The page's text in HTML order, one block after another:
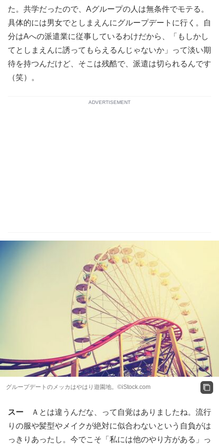
た。共学だったので、Aグループの人は無条件でモテる。
具体的には男女でとしまえんにグループデートに行く。自
分はAへの派遣業に従事しているわけだから、「もしかし
てとしまえんに誘ってもらえるんじゃないか」って淡い期
待を持つんだけど、そこは残酷で、派遣は切られるんです
（笑）。
ADVERTISEMENT
グループデートのメッカはやはり遊園地。©iStock.com
スー Ａとは違うんだな、って自覚はありましたね。流行
りの服や髪型やメイクが絶対に似合わないという自負がは
っきりあったし。今でこそ「私には他のやり方がある」っ